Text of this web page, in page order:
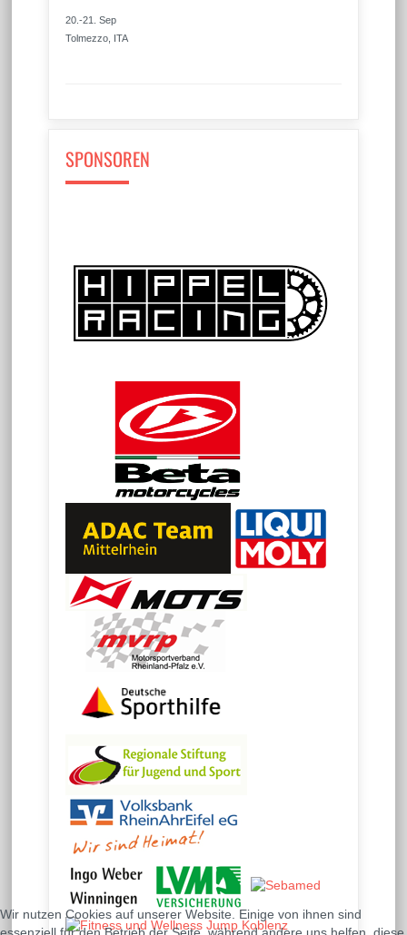
20.-21. Sep
Tolmezzo, ITA
SPONSOREN
Wir nutzen Cookies auf unserer Website. Einige von ihnen sind